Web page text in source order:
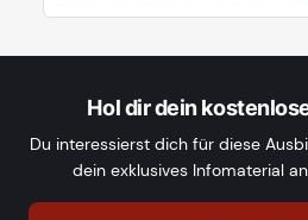
Hol dir dein
Du interessierst dich für diese
dein exklusives Infomaterial